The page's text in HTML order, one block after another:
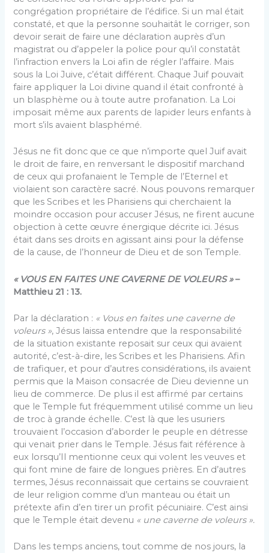
congrégation propriétaire de l’édifice. Si un mal était
constaté, et que la personne souhaitât le corriger, son
devoir serait de faire une déclaration auprès d’un
magistrat ou d’appeler la police pour qu’il constatât
l’infraction envers la Loi afin de régler l’affaire. Mais
sous la Loi Juive, c’était différent. Chaque Juif pouvait
faire appliquer la Loi divine quand il était confronté à
un blasphème ou à toute autre profanation. La Loi
imposait même aux parents de lapider leurs enfants à
mort s’ils avaient blasphémé.
Jésus ne fit donc que ce que n’importe quel Juif avait
le droit de faire, en renversant le dispositif marchand
de ceux qui profanaient le Temple de l’Eternel et
violaient son caractère sacré. Nous pouvons remarquer
que les Scribes et les Pharisiens qui cherchaient la
moindre occasion pour accuser Jésus, ne firent aucune
objection à cette œuvre énergique décrite ici. Jésus
était dans ses droits en agissant ainsi pour la défense
de la cause, de l’honneur de Dieu et de son Temple.
« VOUS EN FAITES UNE CAVERNE DE VOLEURS »–
Matthieu 21 : 13.
Par la déclaration : « Vous en faites une caverne de
voleurs », Jésus laissa entendre que la responsabilité
de la situation existante reposait sur ceux qui avaient
autorité, c’est-à-dire, les Scribes et les Pharisiens. Afin
de trafiquer, et pour d’autres considérations, ils avaient
permis que la Maison consacrée de Dieu devienne un
lieu de commerce. De plus il est affirmé par certains
que le Temple fut fréquemment utilisé comme un lieu
de troc à grande échelle. C’est là que les usuriers
trouvaient l’occasion d’aborder le peuple en détresse
qui venait prier dans le Temple. Jésus fait référence à
eux lorsqu’Il mentionne ceux qui volent les veuves et
qui font mine de faire de longues prières. En d’autres
termes, Jésus reconnaissait que certains se couvraient
de leur religion comme d’un manteau ou était un
prétexte afin d’en tirer un profit pécuniaire. C’est ainsi
que le Temple était devenu « une caverne de voleurs ».
Dans les temps anciens, tout comme de nos jours, la